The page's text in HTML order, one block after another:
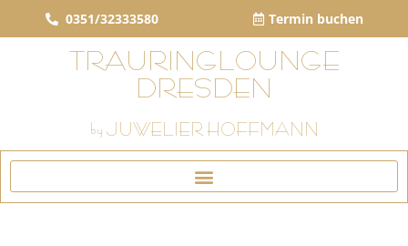
0351/32333580 Termin buchen
TRAURINGLOUNGE
DRESDEN
by JUWELIER HOFFMANN